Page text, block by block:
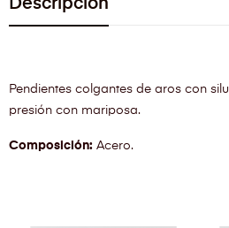
Descripción
Pendientes colgantes de aros con
presión con mariposa.
Composición: Acero.